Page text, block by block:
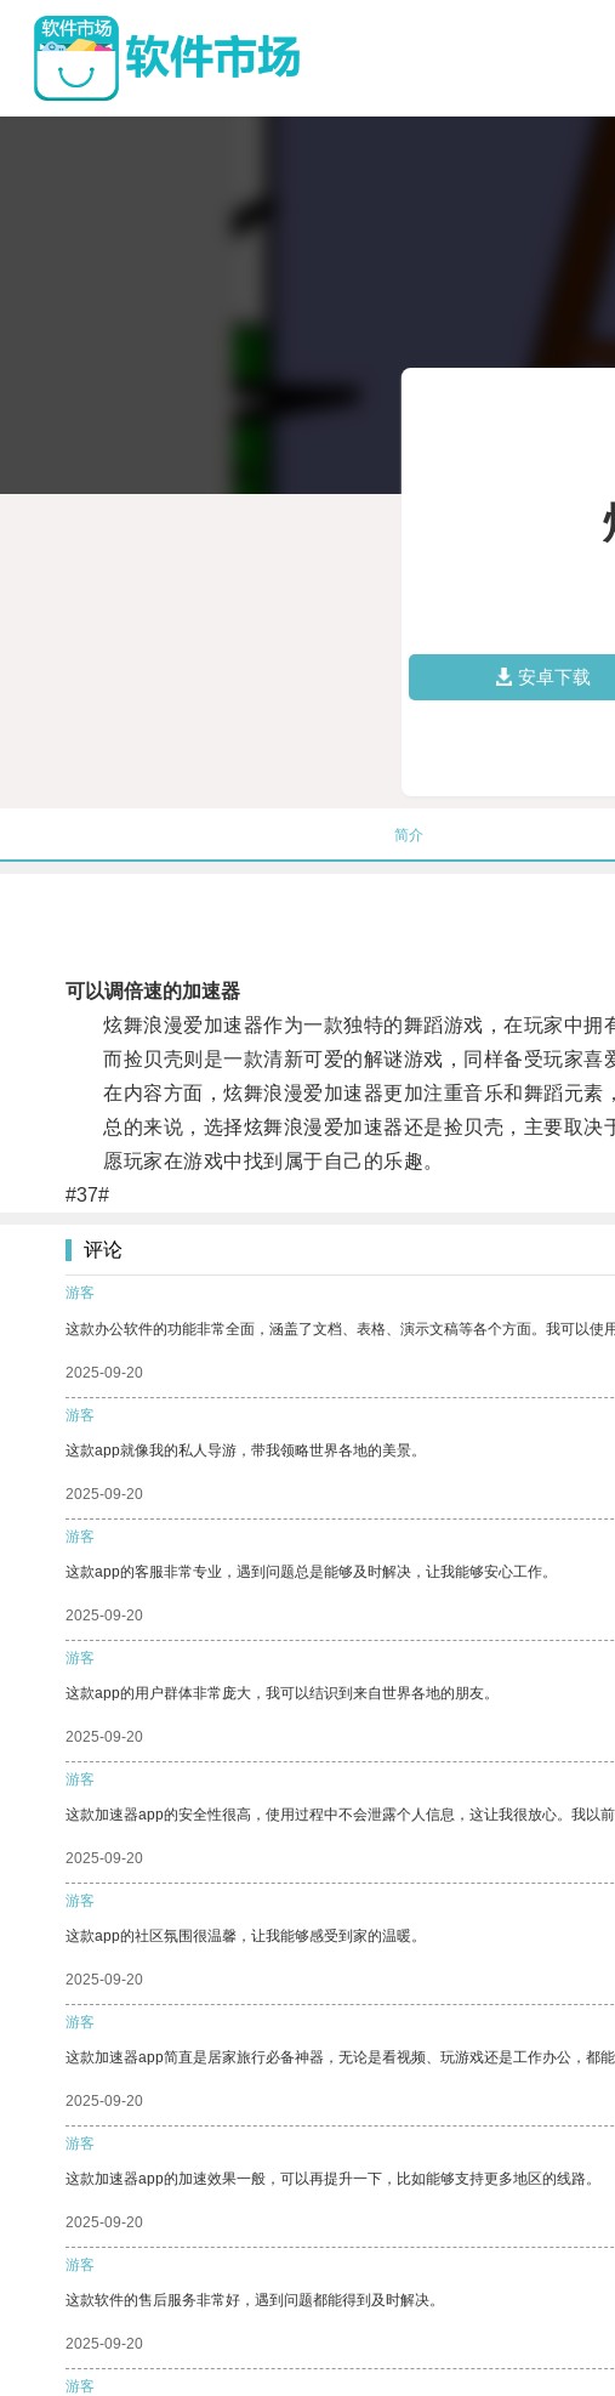
安卓下载
简介
可以调倍速的加速器
炫舞浪漫爱加速器作为一款独特的舞蹈游戏，在玩家中拥
而捡贝壳则是一款清新可爱的解谜游戏，同样备受玩家喜
在内容方面，炫舞浪漫爱加速器更加注重音乐和舞蹈元素
总的来说，选择炫舞浪漫爱加速器还是捡贝壳，主要取决
愿玩家在游戏中找到属于自己的乐趣。
#37#
评论
游客
这款办公软件的功能非常全面，涵盖了文档、表格、演示文稿等各个方面。我可以使
2025-09-20
游客
这款app就像我的私人导游，带我领略世界各地的美景。
2025-09-20
游客
这款app的客服非常专业，遇到问题总是能够及时解决，让我能够安心工作。
2025-09-20
游客
这款app的用户群体非常庞大，我可以结识到来自世界各地的朋友。
2025-09-20
游客
这款加速器app的安全性很高，使用过程中不会泄露个人信息，这让我很放心。我以
2025-09-20
游客
这款app的社区氛围很温馨，让我能够感受到家的温暖。
2025-09-20
游客
这款加速器app简直是居家旅行必备神器，无论是看视频、玩游戏还是工作办公，都
2025-09-20
游客
这款加速器app的加速效果一般，可以再提升一下，比如能够支持更多地区的线路。
2025-09-20
游客
这款软件的售后服务非常好，遇到问题都能得到及时解决。
2025-09-20
游客